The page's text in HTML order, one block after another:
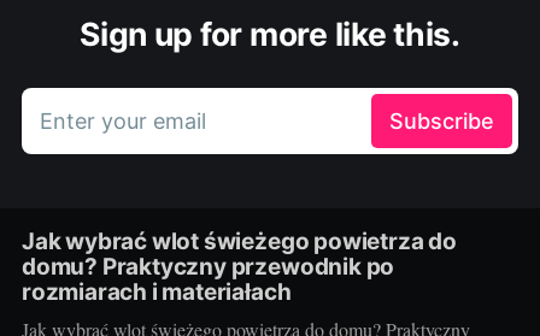
Sign up for more like this.
Enter your email Subscribe
Jak wybrać wlot świeżego powietrza do
domu? Praktyczny przewodnik po
rozmiarach i materiałach
Jak wybrać wlot świeżego powietrza do domu? Praktyczny